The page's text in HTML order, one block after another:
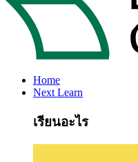
Home
Next Learn
เรียนอะไร